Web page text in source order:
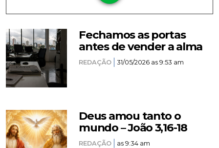
Fechamos as portas
antes de vender a alma
REDAÇÃO 31/05/2026 as 9:53 am
Deus amou tanto o
mundo – João 3,16-18
REDAÇÃO as 9:34 am